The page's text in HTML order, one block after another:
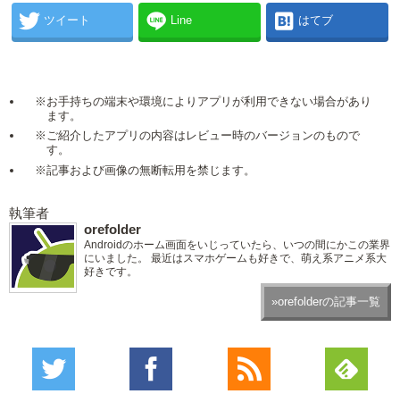
ツイート Line はてブ
※お手持ちの端末や環境によりアプリが利用できない場合があり
ます。
※ご紹介したアプリの内容はレビュー時のバージョンのもので
す。
※記事および画像の無断転用を禁じます。
執筆者
orefolder
Androidのホーム画面をいじっていたら、いつの間にかこの業界
にいました。 最近はスマホゲームも好きで、萌え系アニメ系大
好きです。
»orefolderの記事一覧